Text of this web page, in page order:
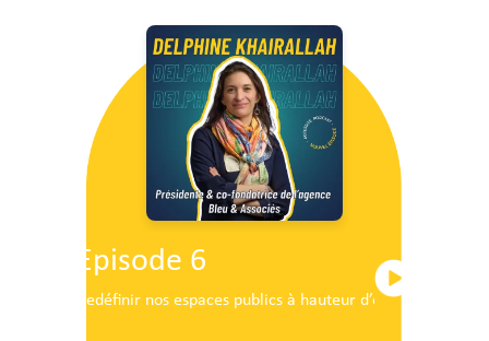
Episode 6
Redéfinir nos espaces publics à hauteur d’enfants